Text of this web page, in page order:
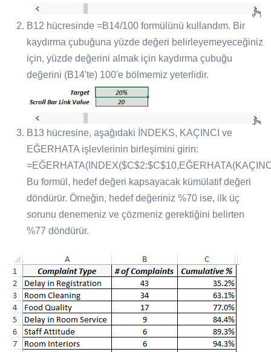
B12 hücresinde =B14/100 formülünü kullandım. Bir
kaydırma çubuğuna yüzde değeri belirleyemeyeceğiniz
için, yüzde değerini almak için kaydırma çubuğu
değerini (B14'te) 100'e bölmemiz yeterlidir.
B13 hücresine, aşağıdaki İNDEKS, KAÇINCI ve
EĞERHATA işlevlerinin birleşimini girin:
Bu formül, hedef değeri kapsayacak kümülatif değeri
döndürür. Örneğin, hedef değeriniz %70 ise, ilk üç
sorunu denemeniz ve çözmeniz gerektiğini belirten
%77 döndürür.